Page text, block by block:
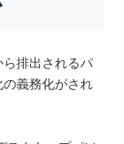
排出されるパ
義務化がされ